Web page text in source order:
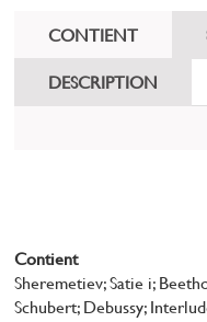
CONTIENT
DESCRIPTION
Contient
Sheremetiev; Satie i;
Schubert; Debussy;